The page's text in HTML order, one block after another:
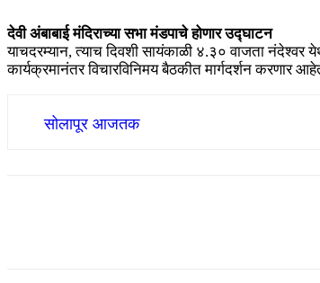
देवी अंबाबाई मंदिराच्या सभा मंडपाचे होणार उद्घाटन
याचदरम्यान, त्याच दिवशी सायंकाळी ४.३० वाजता नंदेश्वर
कार्यक्रमानंतर विचारविनिमय बैठकीत मार्गदर्शन करणार
सोलापूर आजतक